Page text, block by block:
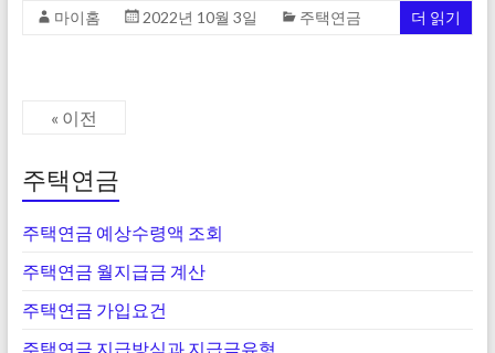
마이홈 2022년 10월 3일 주택연금 더 읽기
« 이전
주택연금
주택연금 예상수령액 조회
주택연금 월지급금 계산
주택연금 가입요건
주택연금 지급방식과 지급금유형